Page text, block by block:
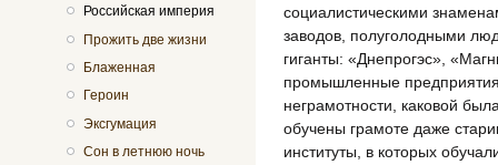
Российская империя
Прожить две жизни
Блаженная
Героин
Эксгумация
Сон в летнюю ночь
социалистическими
заводов, полуголодными
гиганты: «Днепрогэс»,
промышленные
неграмотности, каковой
обучены грамоте даже
институты, в которых